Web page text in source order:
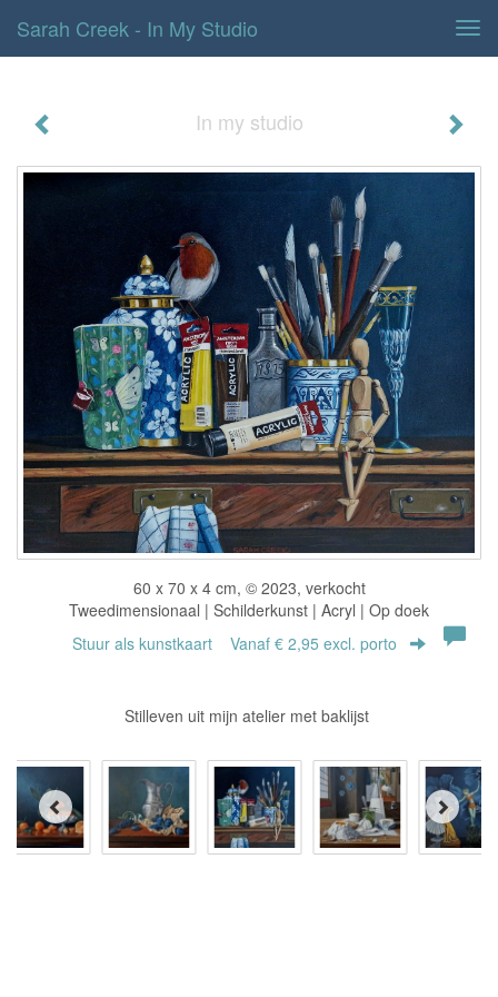
Sarah Creek - In My Studio
In my studio
60 x 70 x 4 cm, © 2023, verkocht
Tweedimensionaal | Schilderkunst | Acryl | Op doek
Stuur als kunstkaart Vanaf € 2,95 excl. porto
Stilleven uit mijn atelier met baklijst